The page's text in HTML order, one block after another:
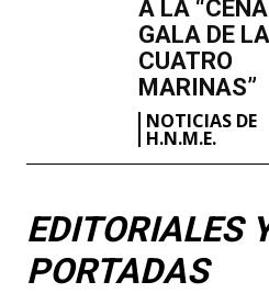
A LA
GALA DE
CUATRO
MARINAS”
NOTICIAS DE
H.N.M.E.
EDITORIALES
PORTADAS